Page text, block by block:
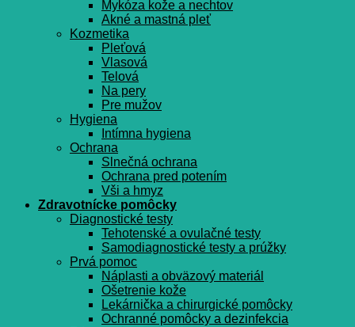
Mykóza kože a nechtov
Akné a mastná pleť
Kozmetika
Pleťová
Vlasová
Telová
Na pery
Pre mužov
Hygiena
Intímna hygiena
Ochrana
Slnečná ochrana
Ochrana pred potením
Vši a hmyz
Zdravotnícke pomôcky
Diagnostické testy
Tehotenské a ovulačné testy
Samodiagnostické testy a prúžky
Prvá pomoc
Náplasti a obväzový materiál
Ošetrenie kože
Lekárnička a chirurgické pomôcky
Ochranné pomôcky a dezinfekcia